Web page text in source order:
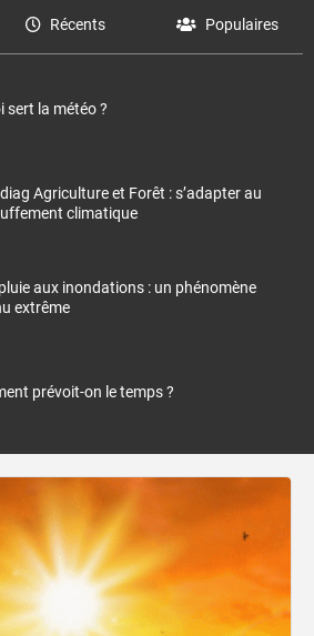
Récents Populaires
sert la météo ?
Agriculture et Forêt : s’adapter au
climatique
aux inondations : un phénomène
extrême
prévoit-on le temps ?